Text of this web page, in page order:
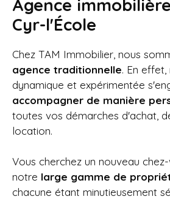
Agence
Cyr-l'École
Chez TAM Immobilier, nous
agence traditionnelle. En
dynamique et expérimentée
accompagner de manière
toutes vos démarches d'achat,
location.
Vous cherchez un nouveau
notre large gamme de
chacune étant minutieusement